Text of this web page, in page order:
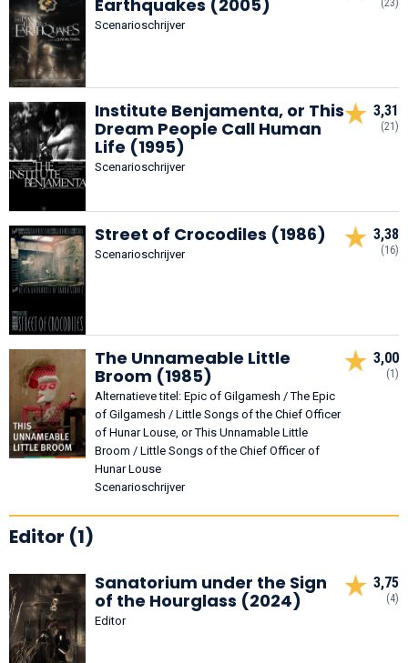
Earthquakes (2005)
Scenarioschrijver
Institute Benjamenta, or This
Dream People Call Human
Life (1995)
Scenarioschrijver
3,31
(21)
Street of Crocodiles (1986)
Scenarioschrijver
3,38
(16)
The Unnameable Little
Broom (1985)
Alternatieve titel: Epic of Gilgamesh / The Epic
of Gilgamesh / Little Songs of the Chief Officer
of Hunar Louse, or This Unnamable Little
Broom / Little Songs of the Chief Officer of
Hunar Louse
Scenarioschrijver
3,00
(1)
Editor (1)
Sanatorium under the Sign
of the Hourglass (2024)
Editor
3,75
(4)